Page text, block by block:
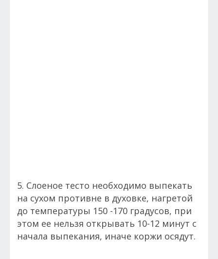
5. Слоеное тесто необходимо выпекать
на сухом противне в духовке, нагретой
до температуры 150 -170 градусов, при
этом ее нельзя открывать 10-12 минут с
начала выпекания, иначе коржи осядут.